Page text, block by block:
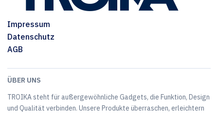
Impressum
Datenschutz
AGB
ÜBER UNS
TROIKA steht für außergewöhnliche Gadgets, die Funktion, Design
und Qualität verbinden. Unsere Produkte überraschen, erleichtern